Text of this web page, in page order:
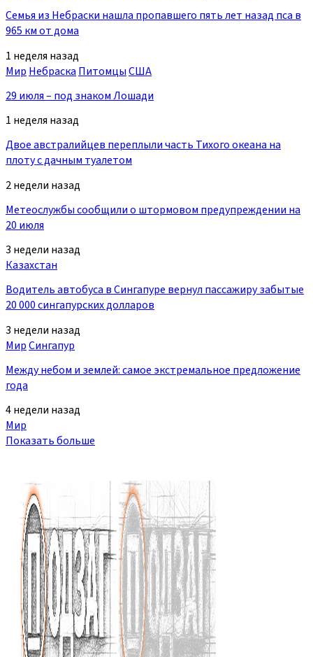
Семья из Небраски нашла пропавшего пять лет назад пса в
965 км от дома
1 неделя назад
Мир Небраска ПитомцыСША
29 июля – под знаком Лошади
1 неделя назад
Двое австралийцев переплыли часть Тихого океана на
плоту с дачным туалетом
2 недели назад
Метеослужбы сообщили о штормовом предупреждении на
20 июля
3 недели назад
Казахстан
Водитель автобуса в Сингапуре вернул пассажиру забытые
20 000 сингапурских долларов
3 недели назад
МирСингапур
Между небом и землей: самое экстремальное предложение
года
4 недели назад
Мир
Показать больше